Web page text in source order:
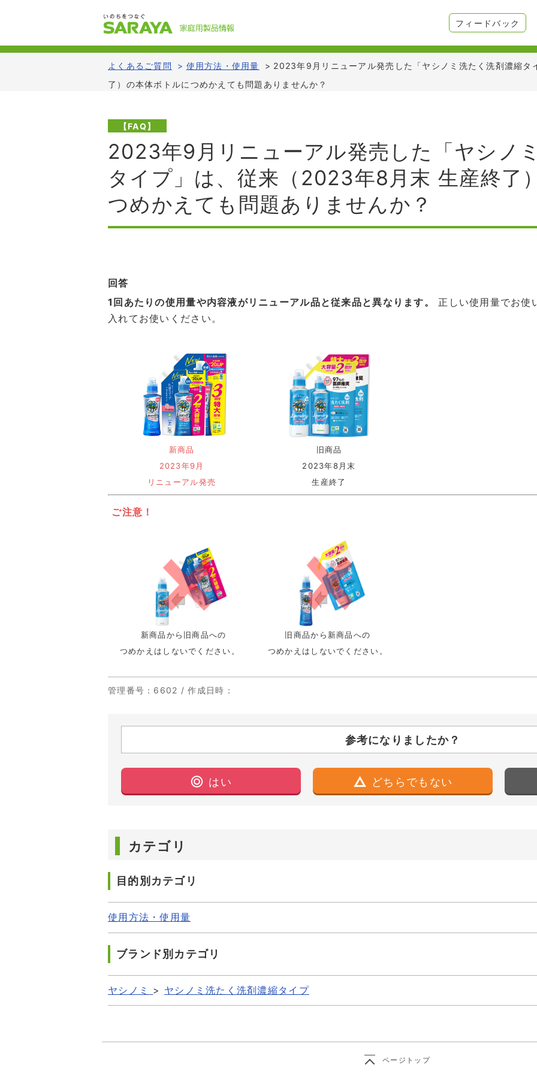
フィードバック
よくあるご質問 > 使用方法・使用量 > 2023年9月リニューアル発売した「ヤシノミ洗たく洗剤濃縮
了）の本体ボトルにつめかえても問題ありませんか？
【FAQ】
2023年9月リニューアル発売した「ヤシノ
タイプ」は、従来（2023年8月末 生産終了
つめかえても問題ありませんか？
回答
1回あたりの使用量や内容液がリニューアル品と従来品と異なります。
正しい使用量でお使
入れてお使いください。
新商品
2023年9月
リニューアル発売
旧商品
2023年8月末
生産終了
ご注意！
新商品から旧商品への
つめかえはしないでください。
旧商品から新商品への
つめかえはしないでください。
管理番号 ：6602 /作成日時 ：
参考になりましたか？
はい どちらでもない
カテゴリ
目的別カテゴリ
使用方法・使用量
ブランド別カテゴリ
ヤシノミ > ヤシノミ洗たく洗剤濃縮タイプ
ページトップ